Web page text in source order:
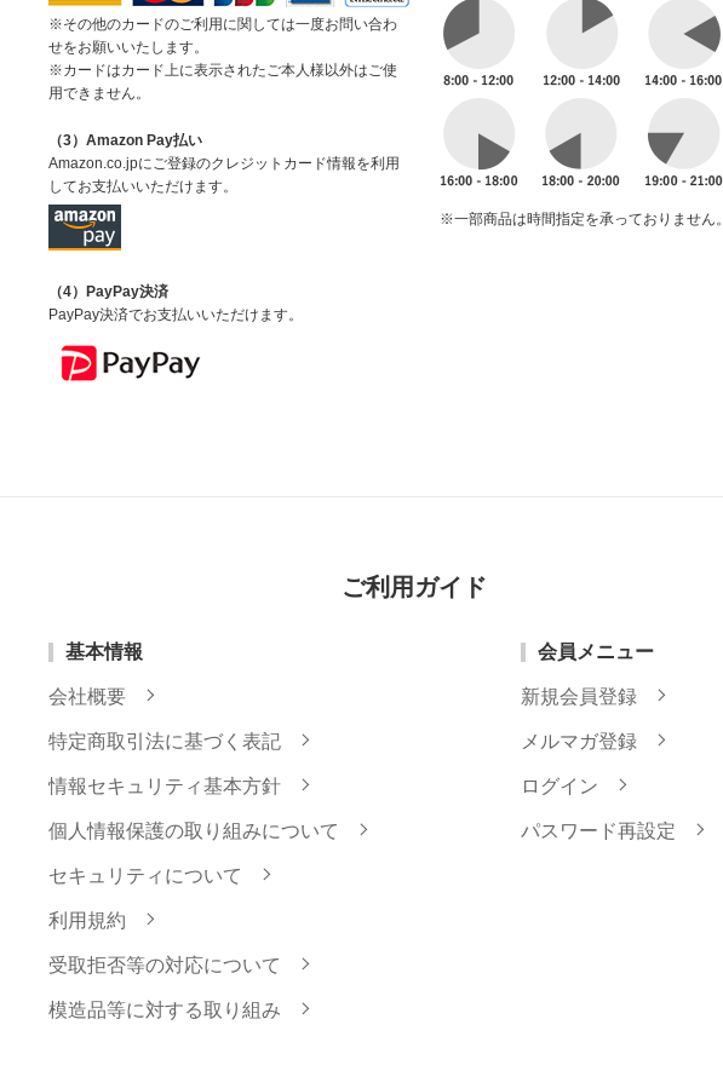
※その他のカードのご利用に関しては一度お問い合わ
せをお願いいたします。
※カードはカード上に表示されたご本人様以外はご使
用できません。
（3）Amazon Pay払い
Amazon.co.jpにご登録のクレジットカード情報を利用
してお支払いいただけます。
（4）PayPay決済
PayPay決済でお支払いいただけます。
※一部商品は時間指定を承っておりません。
ご利用ガイド
基本情報
会社概要
特定商取引法に基づく表記
情報セキュリティ基本方針
個人情報保護の取り組みについて
セキュリティについて
利用規約
受取拒否等の対応について
模造品等に対する取り組み
会員メニュー
新規会員登録
メルマガ登録
ログイン
パスワード再設定